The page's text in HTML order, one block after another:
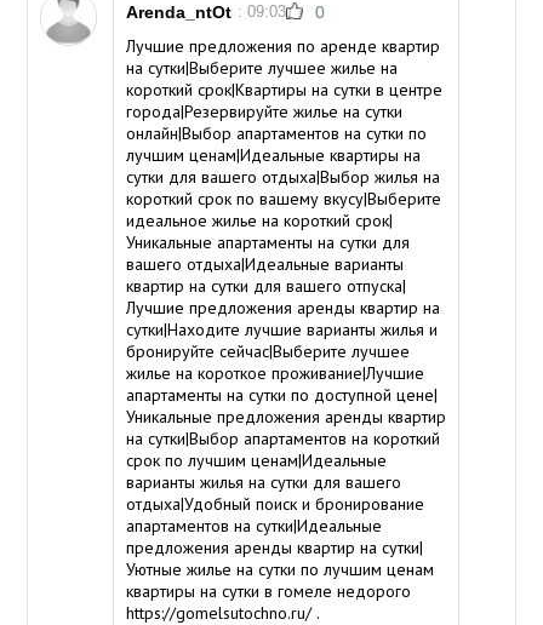
Arenda_ntOt : 09:03 0
Лучшие предложения по аренде квартир
на сутки|Выберите лучшее жилье на
короткий срок|Квартиры на сутки в центре
города|Резервируйте жилье на сутки
онлайн|Выбор апартаментов на сутки по
лучшим ценам|Идеальные квартиры на
сутки для вашего отдыха|Выбор жилья на
короткий срок по вашему вкусу|Выберите
идеальное жилье на короткий срок|
Уникальные апартаменты на сутки для
вашего отдыха|Идеальные варианты
квартир на сутки для вашего отпуска|
Лучшие предложения аренды квартир на
сутки|Находите лучшие варианты жилья и
бронируйте сейчас|Выберите лучшее
жилье на короткое проживание|Лучшие
апартаменты на сутки по доступной цене|
Уникальные предложения аренды квартир
на сутки|Выбор апартаментов на короткий
срок по лучшим ценам|Идеальные
варианты жилья на сутки для вашего
отдыха|Удобный поиск и бронирование
апартаментов на сутки|Идеальные
предложения аренды квартир на сутки|
Уютные жилье на сутки по лучшим ценам
квартиры на сутки в гомеле недорого
https://gomelsutochno.ru/.